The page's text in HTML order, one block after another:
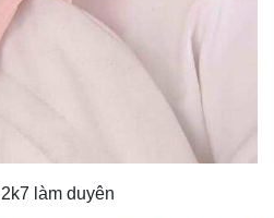
làm duyên